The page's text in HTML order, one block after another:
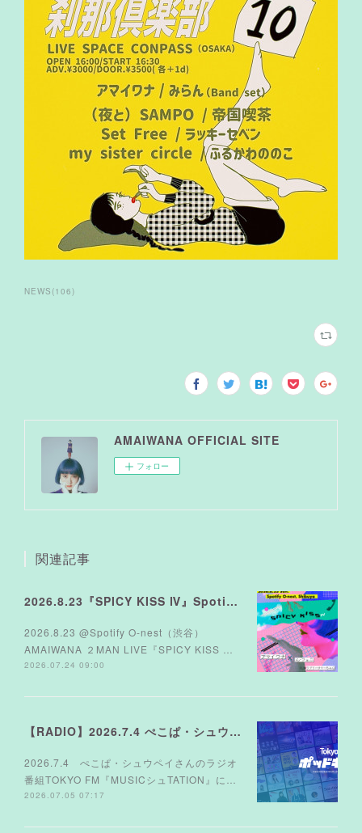
NEWS (106)
AMAIWANA OFFICIAL SITE
フォロー
関連記事
2026.8.23『SPICY KISS Ⅳ』Spotify O-nest
2026.8.23 @Spotify O-nest（渋谷）
AMAIWANA ２MAN LIVE『SPICY KISS …
2026.07.24 09:00
【RADIO】2026.7.4 ぺこぱ・シュウペイさんのラジオ TOKYO FM『MUSICシュTATION』
2026.7.4 ぺこぱ・シュウペイさんのラジオ
番組TOKYO FM『MUSICシュTATION』に…
2026.07.05 07:17